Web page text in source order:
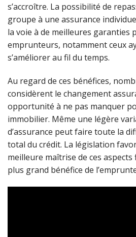
s’accroître. La possibilité de
groupe à une assurance
la voie à de meilleures garanties
emprunteurs, notamment ceux
s’améliorer au fil du temps.
Au regard de ces bénéfices,
considèrent le changement
opportunité à ne pas manquer
immobilier. Même une légère
d’assurance peut faire toute la
total du crédit. La législation
meilleure maîtrise de ces
plus grand bénéfice de